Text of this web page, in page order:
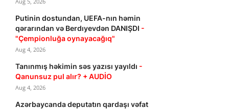
Putinin dostundan, UEFA-nın həmin
qərarından və Berdıyevdən DANIŞDI -
"Çempionluğa oynayacağıq"
Aug 4, 2026
Tanınmış həkimin səs yazısı yayıldı -
Qanunsuz pul alır? + AUDİO
Aug 4, 2026
Azərbaycanda deputatın qardaşı vəfat